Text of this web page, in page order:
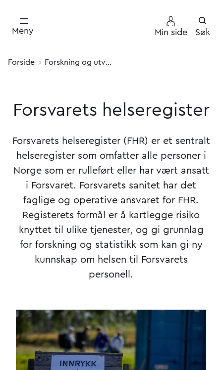
Meny Min side Søk
Forside Forskning og utvikling
Forsvarets helseregister
Forsvarets helseregister
​Forsvarets helseregister (FHR) er et sentralt
helseregister som omfatter alle personer i
Norge som er rulleført eller har vært ansatt
i Forsvaret. Forsvarets sanitet har det
faglige og operative ansvaret for FHR.
Registerets formål er å kartlegge risiko
knyttet til ulike tjenester, og gi grunnlag
for forskning og statistikk som kan gi ny
kunnskap om helsen til Forsvarets
personell.